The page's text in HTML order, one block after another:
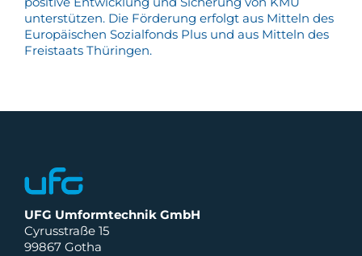
unterstützen. Die Förderung erfolgt aus Mitteln des
Europäischen Sozialfonds Plus und aus Mitteln des
Freistaats Thüringen.
UFG Umformtechnik GmbH
Cyrusstraße 15
99867 Gotha